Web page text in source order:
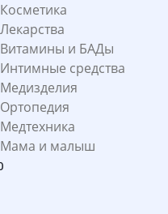
Косметика
Лекарства
Витамины и БАДы
Интимные средства
Медизделия
Ортопедия
Медтехника
Мама и малыш